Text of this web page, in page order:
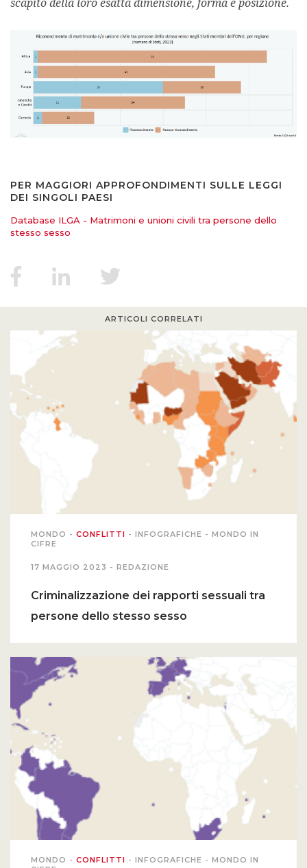
scapito della loro esatta dimensione, forma e posizione.
PER MAGGIORI APPROFONDIMENTI SULLE LEGGI
DEI SINGOLI PAESI
Database ILGA - Matrimoni e unioni civili tra persone dello
stesso sesso
ARTICOLI CORRELATI
MONDO - CONFLITTI - INFOGRAFICHE - MONDO IN
CIFRE
17 MAGGIO 2023 - REDAZIONE
Criminalizzazione dei rapporti sessuali tra
persone dello stesso sesso
MONDO - CONFLITTI - INFOGRAFICHE - MONDO IN